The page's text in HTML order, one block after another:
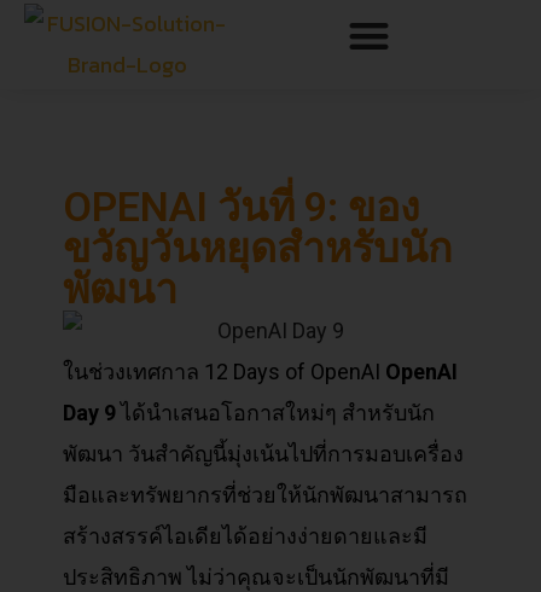
OPENAI วันที่ 9: ของ
ขวัญวันหยุดสำหรับนัก
พัฒนา
ในช่วงเทศกาล 12 Days of OpenAI OpenAI
Day 9ได้นำเสนอโอกาสใหม่ๆ สำหรับนัก
พัฒนา วันสำคัญนี้มุ่งเน้นไปที่การมอบเครื่อง
มือและทรัพยากรที่ช่วยให้นักพัฒนาสามารถ
สร้างสรรค์ไอเดียได้อย่างง่ายดายและมี
ประสิทธิภาพ ไม่ว่าคุณจะเป็นนักพัฒนาที่มี